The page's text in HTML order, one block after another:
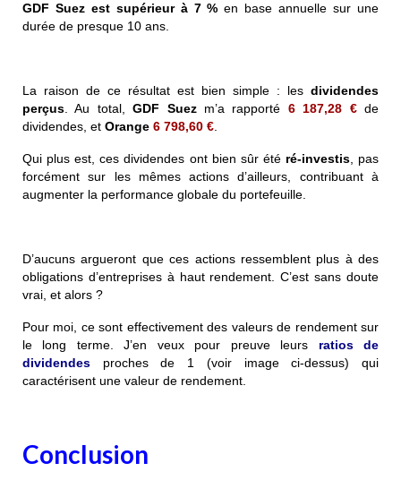
GDF Suezest supérieur à 7 % en base annuelle sur une
durée de presque 10 ans.
La raison de ce résultat est bien simple : les dividendes
perçus . Au total,GDF Suez m’a rapporté 6 187,28 €de
dividendes, et Orange 6 798,60 €
Qui plus est, ces dividendes ont bien sûr été ré-investis, pas
forcément sur les mêmes actions d’ailleurs, contribuant à
augmenter la performance globale du portefeuille.
D’aucuns argueront que ces actions ressemblent plus à des
obligations d’entreprises à haut rendement. C’est sans doute
vrai, et alors ?
Pour moi, ce sont effectivement des valeurs de rendement sur
le long terme. J’en veux pour preuve leurs ratios de
dividendes proches de 1 (voir image ci-dessus) qui
caractérisent une valeur de rendement.
Conclusion